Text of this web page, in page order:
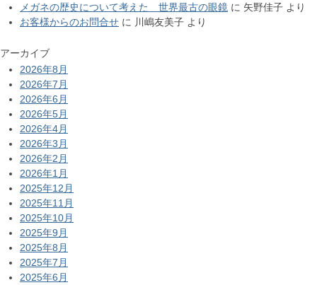
メガネの歴史について考えた 世界最古の眼鏡 に 矢野佳子 より
お客様からのお問合せ に 川嶋友美子 より
アーカイブ
2026年8月
2026年7月
2026年6月
2026年5月
2026年4月
2026年3月
2026年2月
2026年1月
2025年12月
2025年11月
2025年10月
2025年9月
2025年8月
2025年7月
2025年6月